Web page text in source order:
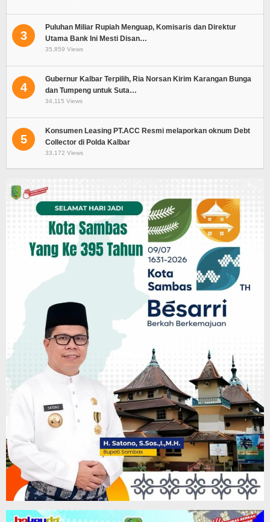
3
Puluhan Miliar Rupiah Menguap, Komisaris dan Direktur
Utama Bank Ini Mesti Disan…
35,859 Views
4
Gubernur Kalbar Terpilih, Ria Norsan Kirim Karangan Bunga
dan Tumpeng untuk Suta…
34,115 Views
5
Konsumen Leasing PT.ACC Resmi melaporkan oknum Debt
Collector di Polda Kalbar
33,172 Views